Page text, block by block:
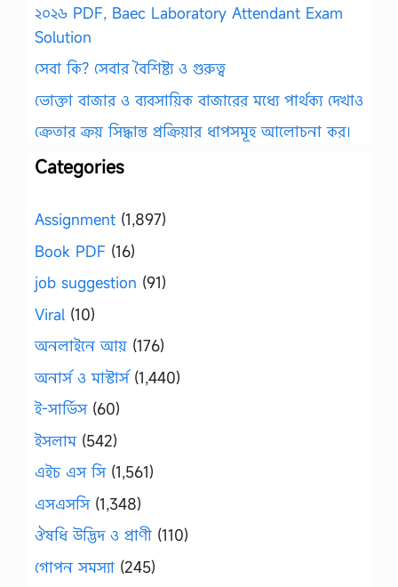
২০২৬ PDF, Baec Laboratory Attendant Exam
Solution
সেবা কি? সেবার বৈশিষ্ট্য ও গুরুত্ব
ভোক্তা বাজার ও ব্যবসায়িক বাজারের মধ্যে পার্থক্য দেখাও
ক্রেতার ক্রয় সিদ্ধান্ত প্রক্রিয়ার ধাপসমূহ আলোচনা কর।
Categories
Assignment (1,897)
Book PDF (16)
job suggestion (91)
Viral (10)
অনলাইনে আয় (176)
অনার্স ও মাস্টার্স(1,440)
ই-সার্ভিস(60)
ইসলাম(542)
এইচ এস সি(1,561)
এসএসসি(1,348)
ঔষধি উদ্ভিদ ও প্রাণী (110)
গোপন সমস্যা (245)